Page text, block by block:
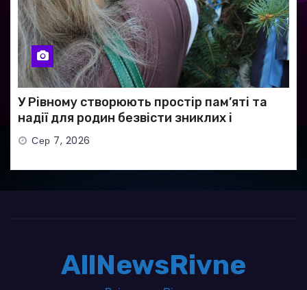
У Рівному створюють простір пам’яті та
надії для родин безвісти зниклих і
полонених військових
Сер 7, 2026
AllNewsRivne